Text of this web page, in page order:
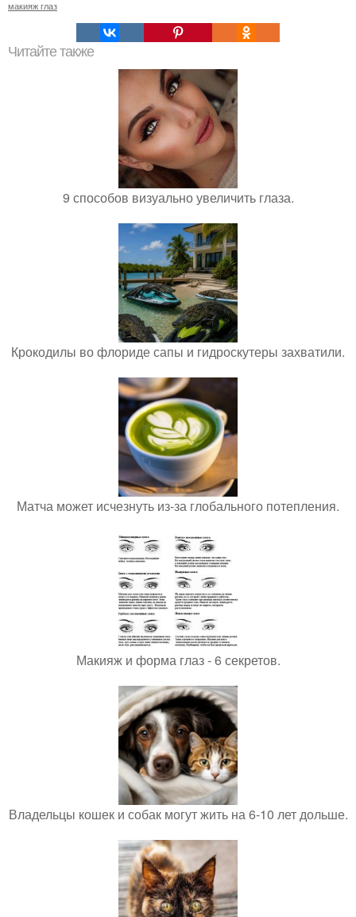
макияж глаз
Читайте также
9 способов визуально увеличить глаза.
Крокодилы во флориде сапы и гидроскутеры захватили.
Матча может исчезнуть из-за глобального потепления.
Макияж и форма глаз - 6 секретов.
Владельцы кошек и собак могут жить на 6-10 лет дольше.